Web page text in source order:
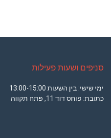
סניפים ושעות פעילות
ימי שישי: בין השעות 13:00-15:00
כתובת: פוחס דוד 11, פתח תקווה